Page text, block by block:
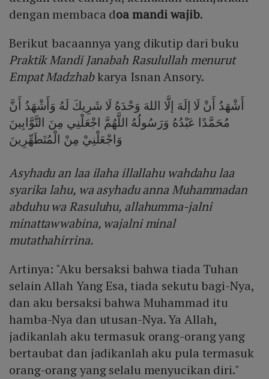
dengan membaca doa mandi wajib.
Berikut bacaannya yang dikutip dari buku
Praktik Mandi Janabah Rasulullah menurut
Empat Madzhabkarya Isnan Ansory.
أَشْهَدُ أَنْ لَا إلَهَ إلَّا اللهَ وَحْدَهُ لَا شَرِيكَ لَهُ وَأَشْهَدُ أَنَّ
مُحَمَّدًا عَبْدُهُ وَرَسُولُهُ اللَّهُمَّ اجْعَلْنِي مِنَ التَّوَّابِينَ
وَاجْعَلْنِيْ مِنْ الْمُتَطَهِّرِينَ
Asyhadu an laa ilaha illallahu wahdahu laa
syarika lahu, wa asyhadu anna Muhammadan
abduhu wa Rasuluhu, allahumma-jalni
minattawwabina, wajalni minal
mutathahirrina.
Artinya: "Aku bersaksi bahwa tiada Tuhan
selain Allah Yang Esa, tiada sekutu bagi-Nya,
dan aku bersaksi bahwa Muhammad itu
hamba-Nya dan utusan-Nya. Ya Allah,
jadikanlah aku termasuk orang-orang yang
bertaubat dan jadikanlah aku pula termasuk
orang-orang yang selalu menyucikan diri."